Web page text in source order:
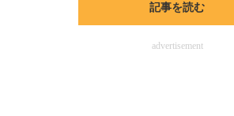
記事を読む
advertisement